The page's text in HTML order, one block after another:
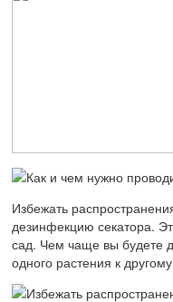
Избежать
дезинфекцию секатора.
сад. Чем чаще вы будете
одного растения к